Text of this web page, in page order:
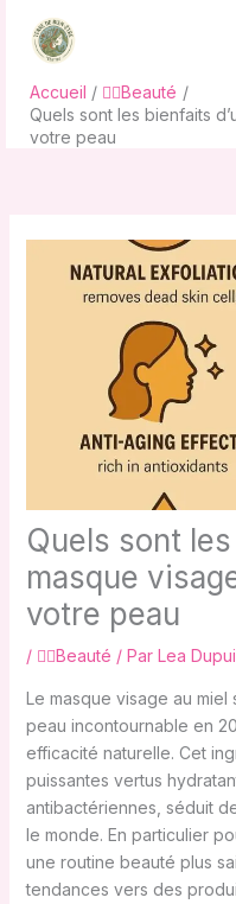
contenu
Accueil
💇‍♀️Beauté
Quels sont les bienfaits
votre peau
Quels sont
masque
votre peau
/ 💇‍♀️Beauté / Par Lea
Le masque visage au miel
peau incontournable en
efficacité naturelle. Cet
puissantes vertus
antibactériennes, séduit
le monde. En particulier
une routine beauté plus
tendances vers des